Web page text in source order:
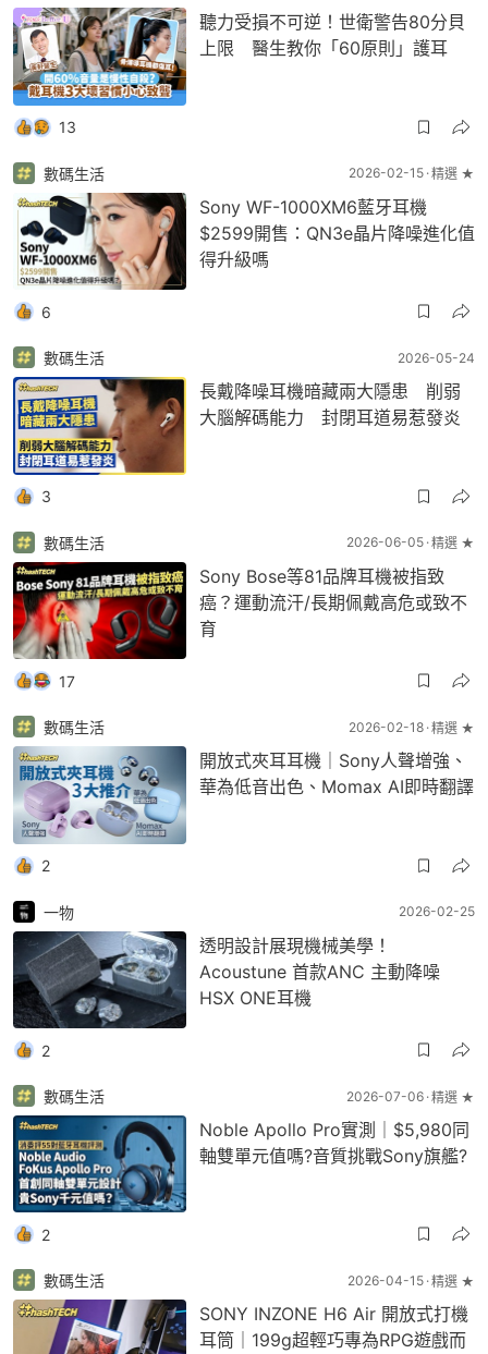
聽力受損不可逆！世衛警告80分貝
上限 醫生教你「60原則」護耳
13
數碼生活 2026-02-15 精選 ★
Sony WF-1000XM6藍牙耳機
$2599開售：QN3e晶片降噪進化值
得升級嗎
6
數碼生活 2026-05-24
長戴降噪耳機暗藏兩大隱患 削弱
大腦解碼能力 封閉耳道易惹發炎
3
數碼生活 2026-06-05 精選 ★
Sony Bose等81品牌耳機被指致
癌？運動流汗/長期佩戴高危或致不
育
17
數碼生活 2026-02-18 精選 ★
開放式夾耳耳機｜Sony人聲增強、
華為低音出色、Momax AI即時翻譯
2
一物 2026-02-25
透明設計展現機械美學！
Acoustune 首款ANC 主動降噪
HSX ONE耳機
2
數碼生活 2026-07-06 精選 ★
Noble Apollo Pro實測｜$5,980同
軸雙單元值嗎?音質挑戰Sony旗艦?
2
數碼生活 2026-04-15 精選 ★
SONY INZONE H6 Air 開放式打機
耳筒｜199g超輕巧專為RPG遊戲而